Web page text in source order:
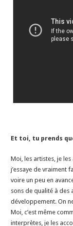
Et toi, tu prends
Moi, les artistes, je
j’essaye de vraiment
voire un peu en
sons de qualité à des
développement. On
Moi, c’est même
interprètes, je les